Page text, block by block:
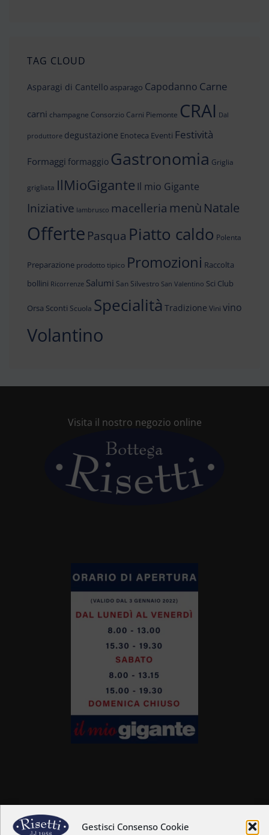
Gestisci Consenso Cookie
TAG CLOUD
Asparagi di Cantello asparago Capodanno Carne
carni champagne Consorzio Carni Piemonte CRAI Dal
produttore degustazione Enoteca Eventi Festività
Formaggi formaggio Gastronomia Griglia
grigliata IlMioGigante Il mio Gigante
Iniziative lambrusco macelleria menù Natale
Offerte Pasqua Piatto caldo Polenta
Preparazione prodotto tipico Promozioni Raccolta
bollini Ricorrenze Salumi San Silvestro San Valentino Sci Club
Orsa Sconti Scuola Specialità Tradizione Vini vino
Volantino
Visita il nostro negozio online
Home